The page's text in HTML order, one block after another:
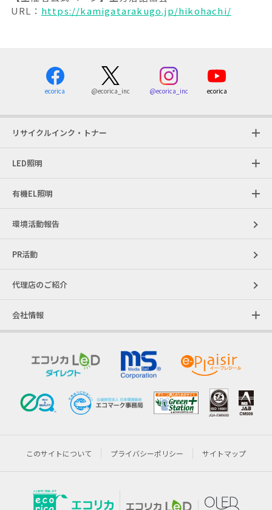
URL： https://kamigatarakugo.jp/hikohachi/
ecorica @ecorica_inc @ecorica_inc ecorica
リサイクルインク・トナー
LED照明
有機EL照明
環境活動報告
PR活動
代理店のご紹介
会社情報
このサイトについて プライバシーポリシー サイトマップ